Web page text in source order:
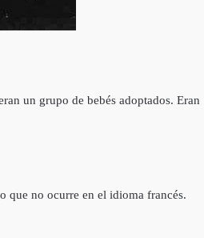
un grupo de bebés adoptados. Eran
que no ocurre en el idioma francés.